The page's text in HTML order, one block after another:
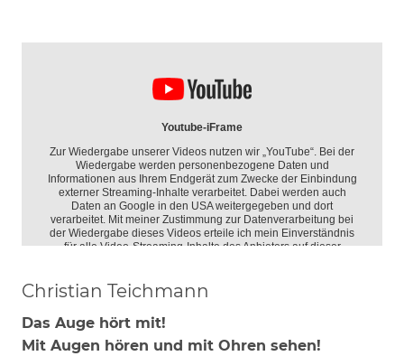
Christian Teichmann
Das Auge hört mit!
Mit Augen hören und mit Ohren sehen!